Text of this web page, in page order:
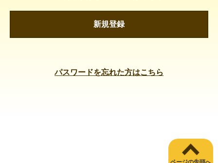
新規登録
パスワードを忘れた方はこちら